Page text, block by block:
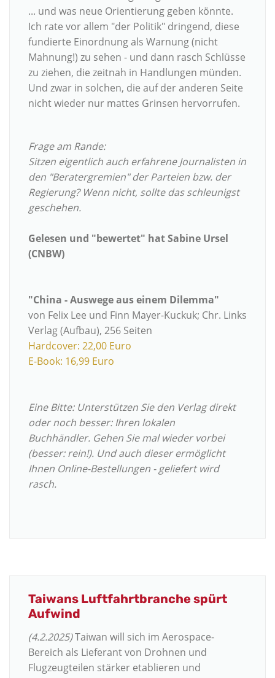
... und was neue Orientierung geben könnte.
Ich rate vor allem "der Politik" dringend, diese
fundierte Einordnung als Warnung (nicht
Mahnung!) zu sehen - und dann rasch Schlüsse
zu ziehen, die zeitnah in Handlungen münden.
Und zwar in solchen, die auf der anderen Seite
nicht wieder nur mattes Grinsen hervorrufen.
Frage am Rande:
Sitzen eigentlich auch erfahrene Journalisten in
den "Beratergremien" der Parteien bzw. der
Regierung? Wenn nicht, sollte das schleunigst
geschehen.
Gelesen und "bewertet" hat Sabine Ursel
(CNBW)
"China - Auswege aus einem Dilemma"
von Felix Lee und Finn Mayer-Kuckuk; Chr. Links
Verlag (Aufbau), 256 Seiten
Hardcover: 22,00 Euro
E-Book: 16,99 Euro
Eine Bitte: Unterstützen Sie den Verlag direkt
oder noch besser: Ihren lokalen
Buchhändler. Gehen Sie mal wieder vorbei
(besser: rein!). Und auch dieser ermöglicht
Ihnen Online-Bestellungen - geliefert wird
rasch.
Taiwans Luftfahrtbranche spürt
Aufwind
(4.2.2025)Taiwan will sich im Aerospace-
Bereich als Lieferant von Drohnen und
Flugzeugteilen stärker etablieren und